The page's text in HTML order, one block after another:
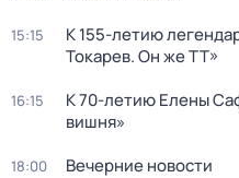
15:15
К 155-летию
Токарев. Он же ТТ»
16:15
К 70-летию Елены
вишня»
18:00 Вечерние новости